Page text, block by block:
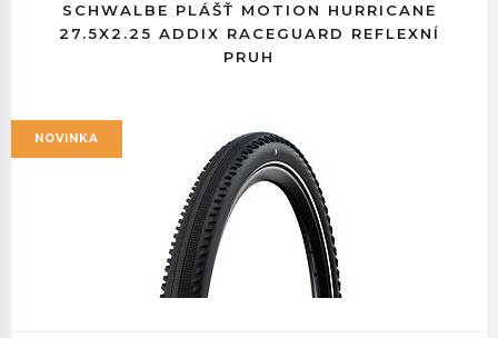
SCHWALBE PLÁŠŤ MOTION HURRICANE
27.5X2.25 ADDIX RACEGUARD REFLEXNÍ
PRUH
NOVINKA